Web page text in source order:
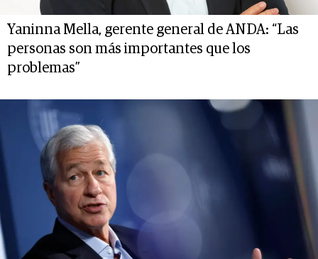
Yaninna Mella, gerente general de ANDA: “Las
personas son más importantes que los
problemas”